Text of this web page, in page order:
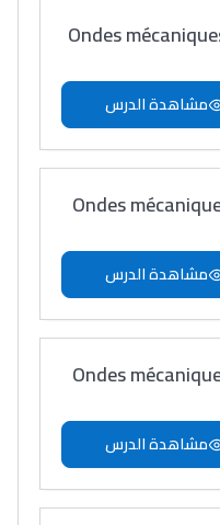
Ondes
مشاهدة الدرس
Ondes
مشاهدة الدرس
Ondes
مشاهدة الدرس